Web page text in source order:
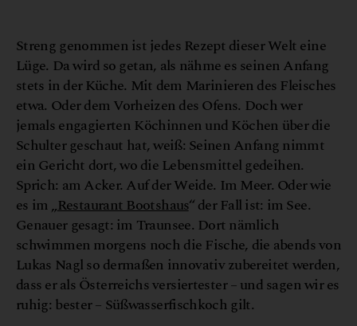
©JoergLehman
n
Streng genommen ist jedes Rezept dieser Welt eine
Lüge. Da wird so getan, als nähme es seinen Anfang
stets in der Küche. Mit dem Marinieren des Fleisches
etwa. Oder dem Vorheizen des Ofens. Doch wer
jemals engagierten Köchinnen und Köchen über die
Schulter geschaut hat, weiß: Seinen Anfang nimmt
ein Gericht dort, wo die Lebensmittel gedeihen.
Sprich: am Acker. Auf der Weide. Im Meer. Oder wie
es im „Restaurant Bootshaus“ der Fall ist: im See.
Genauer gesagt: im Traunsee. Dort nämlich
schwimmen morgens noch die Fische, die abends von
Lukas Nagl so dermaßen innovativ zubereitet werden,
dass er als Österreichs versiertester – und sagen wir es
ruhig: bester – Süßwasserfischkoch gilt.